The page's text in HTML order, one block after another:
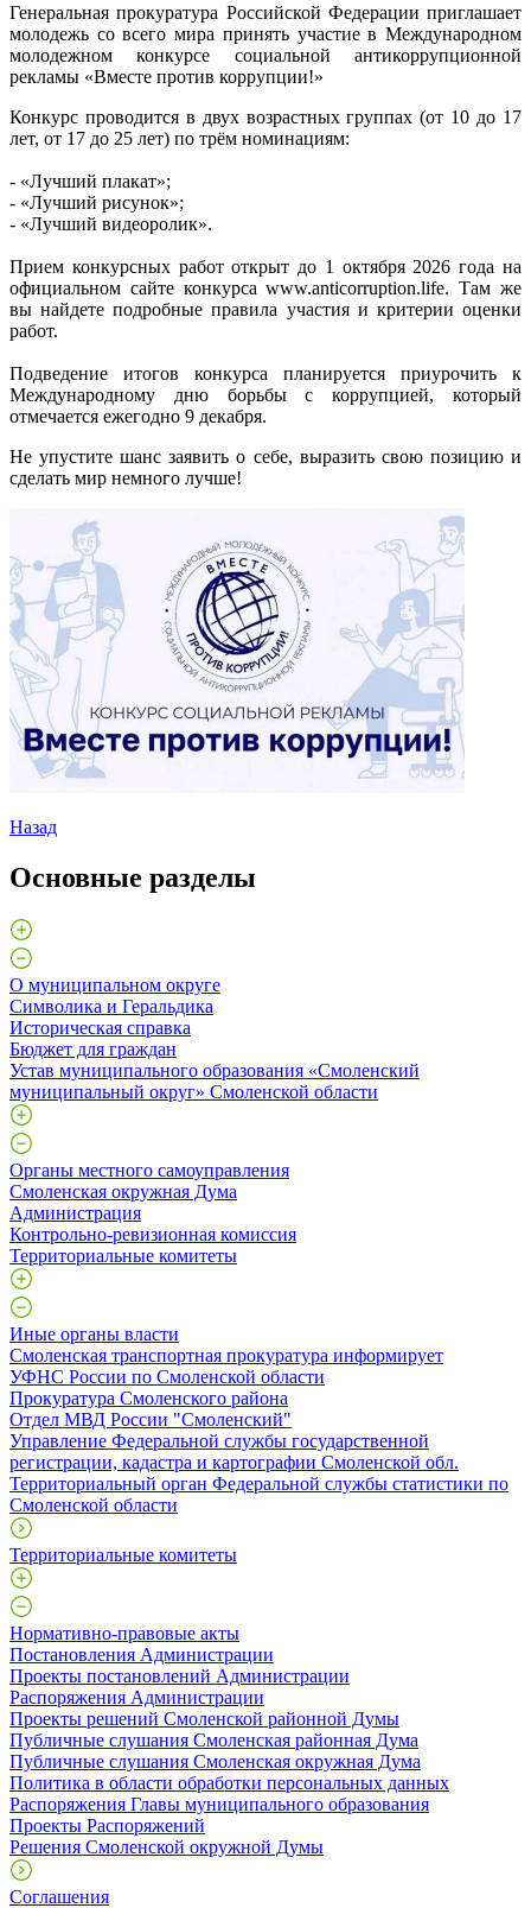
Генеральная прокуратура Российской Федерации приглашает
молодежь со всего мира принять участие в Международном
молодежном конкурсе социальной антикоррупционной
рекламы «Вместе против коррупции!»
Конкурс проводится в двух возрастных группах (от 10 до 17
лет, от 17 до 25 лет) по трём номинациям:
- «Лучший плакат»;
- «Лучший рисунок»;
- «Лучший видеоролик».
Прием конкурсных работ открыт до 1 октября 2026 года на
официальном сайте конкурса www.anticorruption.life. Там же
вы найдете подробные правила участия и критерии оценки
работ.
Подведение итогов конкурса планируется приурочить к
Международному дню борьбы с коррупцией, который
отмечается ежегодно 9 декабря.
Не упустите шанс заявить о себе, выразить свою позицию и
сделать мир немного лучше!
Назад
Основные разделы
О муниципальном округе
Символика и Геральдика
Историческая справка
Бюджет для граждан
Устав муниципального образования «Смоленский
муниципальный округ» Смоленской области
Органы местного самоуправления
Смоленская окружная Дума
Администрация
Контрольно-ревизионная комиссия
Территориальные комитеты
Иные органы власти
Смоленская транспортная прокуратура информирует
УФНС России по Смоленской области
Прокуратура Смоленского района
Отдел МВД России "Смоленский"
Управление Федеральной службы государственной
регистрации, кадастра и картографии Смоленской обл.
Территориальный орган Федеральной службы статистики по
Смоленской области
Территориальные комитеты
Нормативно-правовые акты
Постановления Администрации
Проекты постановлений Администрации
Распоряжения Администрации
Проекты решений Смоленской районной Думы
Публичные слушания Смоленская районная Дума
Публичные слушания Смоленская окружная Дума
Политика в области обработки персональных данных
Распоряжения Главы муниципального образования
Проекты Распоряжений
Решения Смоленской окружной Думы
Соглашения